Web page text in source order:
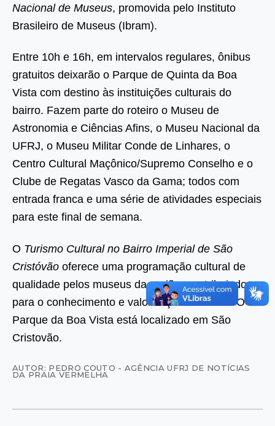
Nacional de Museus, promovida pelo Instituto
Brasileiro de Museus (Ibram).
Entre 10h e 16h, em intervalos regulares, ônibus
gratuitos deixarão o Parque de Quinta da Boa
Vista com destino às instituições culturais do
bairro. Fazem parte do roteiro o Museu de
Astronomia e Ciências Afins, o Museu Nacional da
UFRJ, o Museu Militar Conde de Linhares, o
Centro Cultural Maçônico/Supremo Conselho e o
Clube de Regatas Vasco da Gama; todos com
entrada franca e uma série de atividades especiais
para este final de semana.
O Turismo Cultural no Bairro Imperial de São
Cristóvão oferece uma programação cultural de
qualidade pelos museus da região, contribuindo
para o conhecimento e valorização do bairro. O
Parque da Boa Vista está localizado em São
Cristovão.
AUTOR: PEDRO COUTO - AGÊNCIA UFRJ DE NOTÍCIAS
DA PRAIA VERMELHA